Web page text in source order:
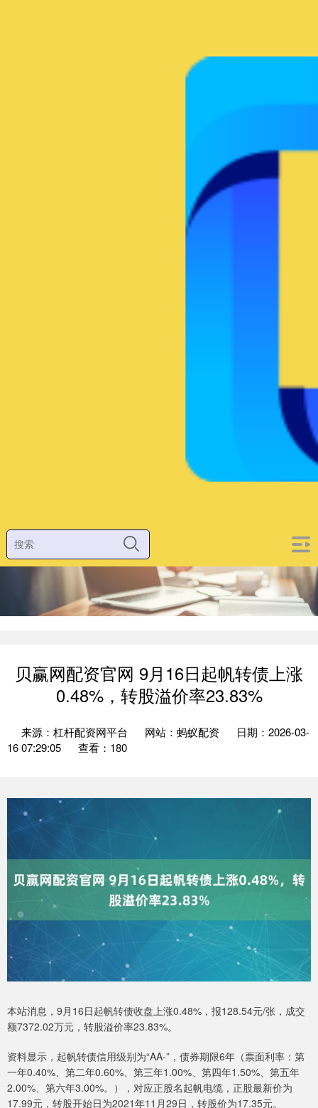
贝赢网配资官网 9月16日起帆转债上涨
0.48%，转股溢价率23.83%
来源：杠杆配资网平台 网站：蚂蚁配资
日期：2026-03-
16 07:29:05
查看：180
本站消息，9月16日起帆转债收盘上涨0.48%，报128.54元/张，成交
额7372.02万元，转股溢价率23.83%。
资料显示，起帆转债信用级别为“AA-”，债券期限6年（票面利率：第
一年0.40%、第二年0.60%、第三年1.00%、第四年1.50%、第五年
2.00%、第六年3.00%。），对应正股名起帆电缆，正股最新价为
17.99元，转股开始日为2021年11月29日，转股价为17.35元。